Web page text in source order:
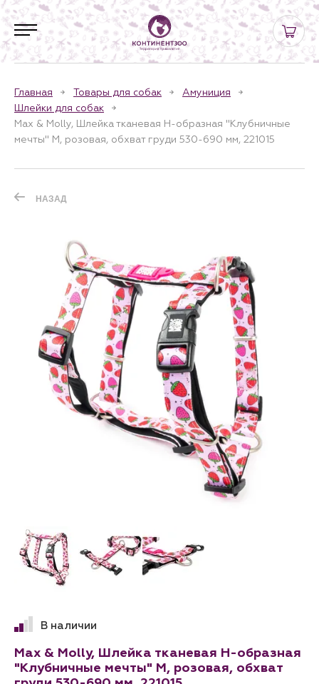
Главная Товары для собак
Амуниция
Шлейки для собак
Max & Molly, Шлейка тканевая H-образная "Клубничные
мечты" M, розовая, обхват груди 530-690 мм, 221015
НАЗАД
В наличии
Max & Molly, Шлейка тканевая H-образная
"Клубничные мечты" M, розовая, обхват